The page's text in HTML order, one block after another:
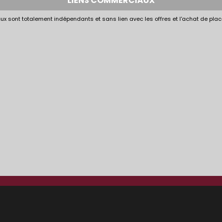
sont totalement indépendants et sans lien avec les offres et l'achat de